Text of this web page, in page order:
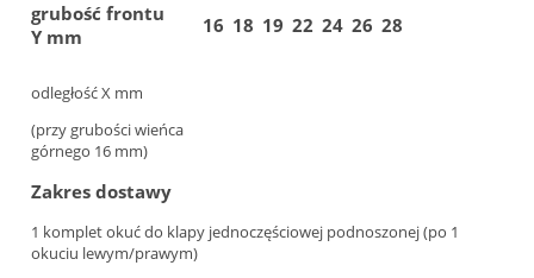
grubość frontu
Y mm
16 18 19 22 24 26 28
odległość X mm
(przy grubości wieńca
górnego 16 mm)
Zakres dostawy
1 komplet okuć do klapy jednoczęściowej podnoszonej (po 1
okuciu lewym/prawym)